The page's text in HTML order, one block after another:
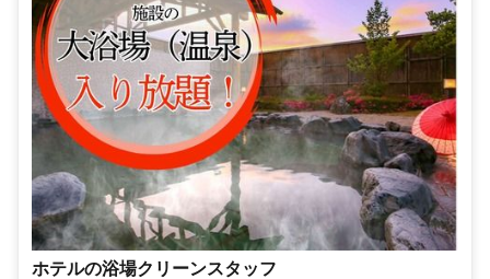
ホテルの浴場クリーンスタッフ